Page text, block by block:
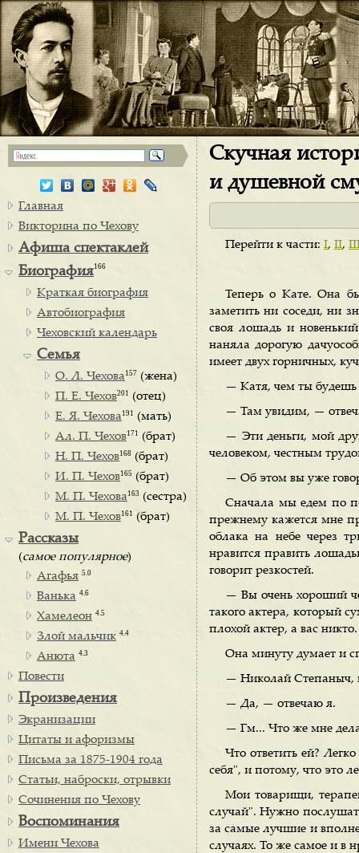
Скучная
и душевной
Перейти к части: I, II,
Теперь о Кате. Она
заметить ни соседи, ни
своя лошадь и
наняла дорогую
имеет двух горничных,
— Катя, чем ты будешь
— Там увидим, —
— Эти деньги, мой
человеком, честным
— Об этом вы уже
Сначала мы едем по
прежнему кажется мне
облака на небе через
нравится править
говорит резкостей.
— Вы очень хороший
такого актера, который
плохой актер, а вас
Она минуту думает и
— Николай Степаныч,
— Да, — отвечаю я.
— Гм... Что же мне
Что ответить ей?
себя", и потому, что это
Мои товарищи,
случай". Нужно
за самые лучшие и
случаях. То же самое и в
Главная
Викторина по Чехову
Афиша спектаклей
Биография166
Краткая биография
Автобиография
Чеховский календарь
Семья
О. Л. Чехова 157 (жена)
П. Е. Чехов201 (отец)
Е. Я. Чехова 191 (мать)
Ал. П. Чехов171 (брат)
Н. П. Чехов168 (брат)
И. П. Чехов165 (брат)
М. П. Чехова 163 (сестра)
М. П. Чехов161 (брат)
Рассказы
(самое популярное)
Агафья 5.0
Ванька 4.6
Хамелеон 4.5
Злой мальчик 4.4
Анюта 4.3
Повести
Произведения
Экранизации
Цитаты и афоризмы
Письма за 1875-1904 года
Статьи, наброски, отрывки
Сочинения по Чехову
Воспоминания
Имени Чехова